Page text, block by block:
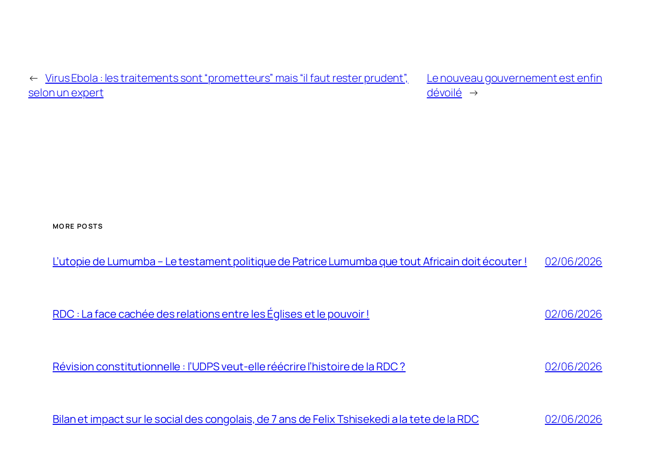
← Virus Ebola : les traitements sont “prometteurs” mais “il faut rester prudent”,
selon un expert
Le nouveau gouvernement est enfin
dévoilé →
MORE POSTS
L’utopie de Lumumba – Le testament politique de Patrice Lumumba que tout Africain doit écouter ! 02/06/2026
RDC : La face cachée des relations entre les Églises et le pouvoir ! 02/06/2026
Révision constitutionnelle : l’UDPS veut-elle réécrire l’histoire de la RDC ? 02/06/2026
Bilan et impact sur le social des congolais, de 7 ans de Felix Tshisekedi a la tete de la RDC 02/06/2026